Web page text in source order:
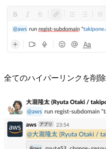
全てのハイパーリンクを削